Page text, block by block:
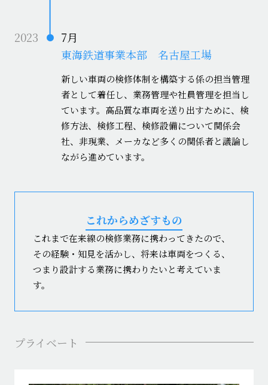
2023
7月
東海鉄道事業本部 名古屋工場
新しい車両の検修体制を構築する係の担当管理
者として着任し、業務管理や社員管理を担当し
ています。高品質な車両を送り出すために、検
修方法、検修工程、検修設備について関係会
社、非現業、メーカなど多くの関係者と議論し
ながら進めています。
これからめざすもの
これまで在来線の検修業務に携わってきたので、
その経験・知見を活かし、将来は車両をつくる、
つまり設計する業務に携わりたいと考えていま
す。
プライベート